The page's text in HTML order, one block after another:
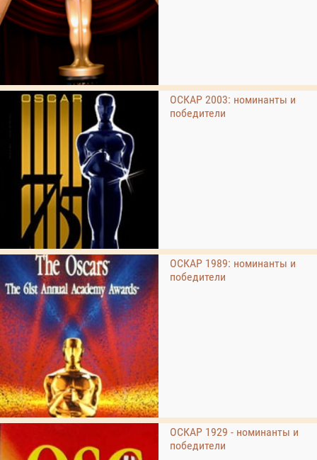
ОСКАР 2003: номинанты и
победители
ОСКАР 1989: номинанты и
победители
ОСКАР 1929 - номинанты и
победители